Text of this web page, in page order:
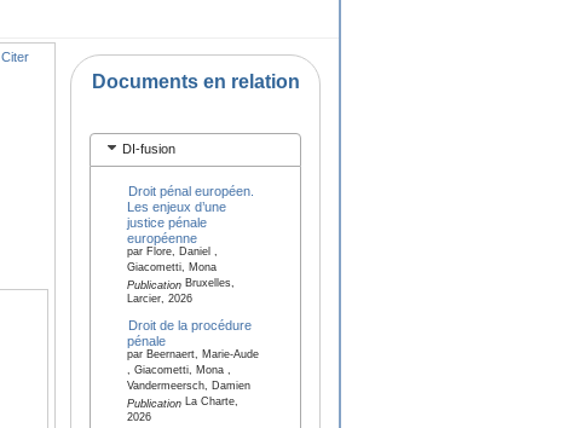
Citer
Documents en relation
DI-fusion
Droit pénal européen.
Les enjeux d’une
justice pénale
européenne
par Flore, Daniel ,
Giacometti, Mona
PublicationBruxelles,
Larcier, 2026
Droit de la procédure
pénale
par Beernaert, Marie-Aude
, Giacometti, Mona ,
Vandermeersch, Damien
PublicationLa Charte,
2026